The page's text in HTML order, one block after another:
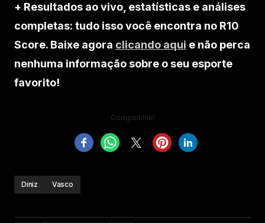
+ Resultados ao vivo, estatísticas e análises
completas: tudo isso você encontra no R10
Score. Baixe agora clicando aqui e não perca
nenhuma informação sobre o seu esporte
favorito!
Compartilhe!
Diniz Vasco